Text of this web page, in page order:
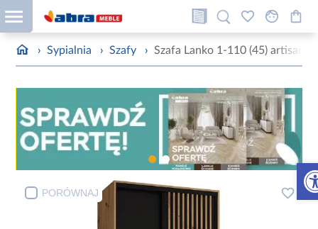
› Sypialnia › Szafy › Szafa Lanko 1-110 (45) artisan/
PORÓWNAJ